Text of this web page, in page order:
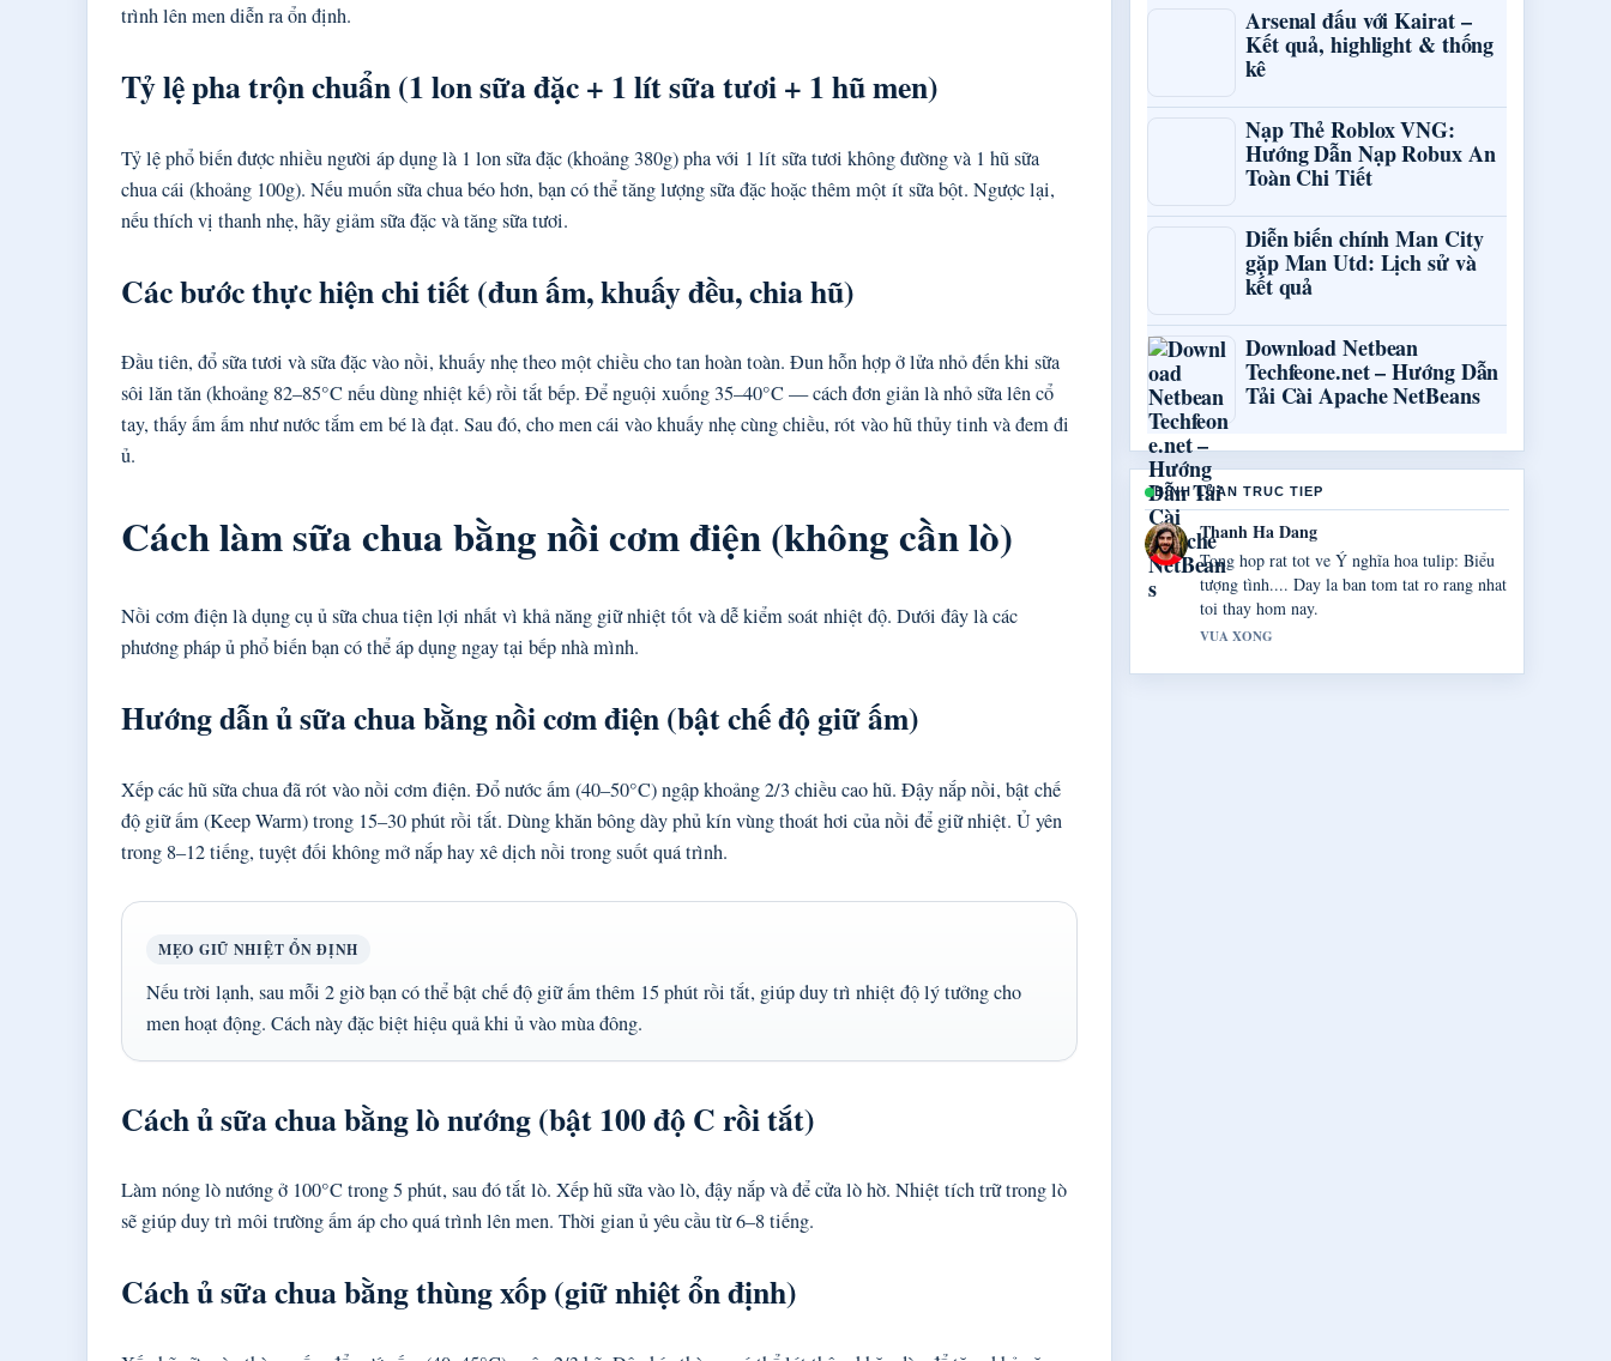
trình lên men diễn ra ổn định.
Tỷ lệ pha trộn chuẩn (1 lon sữa đặc + 1 lít sữa tươi + 1 hũ men)
Tỷ lệ phổ biến được nhiều người áp dụng là 1 lon sữa đặc (khoảng 380g) pha với 1 lít sữa tươi không đường và 1 hũ sữa
chua cái (khoảng 100g). Nếu muốn sữa chua béo hơn, bạn có thể tăng lượng sữa đặc hoặc thêm một ít sữa bột. Ngược lại,
nếu thích vị thanh nhẹ, hãy giảm sữa đặc và tăng sữa tươi.
Các bước thực hiện chi tiết (đun ấm, khuấy đều, chia hũ)
Đầu tiên, đổ sữa tươi và sữa đặc vào nồi, khuấy nhẹ theo một chiều cho tan hoàn toàn. Đun hỗn hợp ở lửa nhỏ đến khi sữa
sôi lăn tăn (khoảng 82–85°C nếu dùng nhiệt kế) rồi tắt bếp. Để nguội xuống 35–40°C — cách đơn giản là nhỏ sữa lên cổ
tay, thấy ấm ấm như nước tắm em bé là đạt. Sau đó, cho men cái vào khuấy nhẹ cùng chiều, rót vào hũ thủy tinh và đem đi
ủ.
Cách làm sữa chua bằng nồi cơm điện (không cần lò)
Nồi cơm điện là dụng cụ ủ sữa chua tiện lợi nhất vì khả năng giữ nhiệt tốt và dễ kiểm soát nhiệt độ. Dưới đây là các
phương pháp ủ phổ biến bạn có thể áp dụng ngay tại bếp nhà mình.
Hướng dẫn ủ sữa chua bằng nồi cơm điện (bật chế độ giữ ấm)
Xếp các hũ sữa chua đã rót vào nồi cơm điện. Đổ nước ấm (40–50°C) ngập khoảng 2/3 chiều cao hũ. Đậy nắp nồi, bật chế
độ giữ ấm (Keep Warm) trong 15–30 phút rồi tắt. Dùng khăn bông dày phủ kín vùng thoát hơi của nồi để giữ nhiệt. Ủ yên
trong 8–12 tiếng, tuyệt đối không mở nắp hay xê dịch nồi trong suốt quá trình.
MẸO GIỮ NHIỆT ỔN ĐỊNH
Nếu trời lạnh, sau mỗi 2 giờ bạn có thể bật chế độ giữ ấm thêm 15 phút rồi tắt, giúp duy trì nhiệt độ lý tưởng cho
men hoạt động. Cách này đặc biệt hiệu quả khi ủ vào mùa đông.
Cách ủ sữa chua bằng lò nướng (bật 100 độ C rồi tắt)
Làm nóng lò nướng ở 100°C trong 5 phút, sau đó tắt lò. Xếp hũ sữa vào lò, đậy nắp và để cửa lò hờ. Nhiệt tích trữ trong lò
sẽ giúp duy trì môi trường ấm áp cho quá trình lên men. Thời gian ủ yêu cầu từ 6–8 tiếng.
Cách ủ sữa chua bằng thùng xốp (giữ nhiệt ổn định)
Arsenal đấu với Kairat –
Kết quả, highlight & thống
kê
Nạp Thẻ Roblox VNG:
Hướng Dẫn Nạp Robux An
Toàn Chi Tiết
Diễn biến chính Man City
gặp Man Utd: Lịch sử và
kết quả
Download Netbean
Techfeone.net – Hướng Dẫn
Tải Cài Apache NetBeans
BINH LUAN TRUC TIEP
Gia Huy Do
Toi dang theo doi sat Mặt nạ đất sét: Tác
dụng, cách... va danh gia cao giong dieu can
bang.
3 PHUT TRUOC